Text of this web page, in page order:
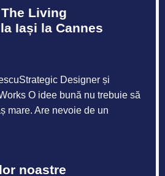
The Living
Iași la Cannes
Designer și
O idee bună nu trebuie să
mare. Are nevoie de un
noastre